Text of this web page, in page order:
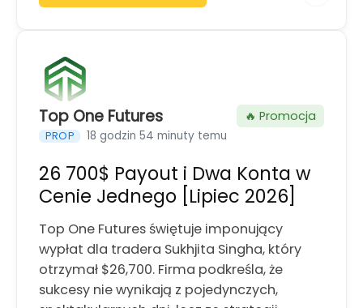
Top One Futures
PROP 18 godzin 54 minuty temu
🔥 Promocja
26 700$ Payout i Dwa Konta w
Cenie Jednego [Lipiec 2026]
Top One Futures świętuje imponujący
wypłat dla tradera Sukhjita Singha, który
otrzymał $26,700. Firma podkreśla, że
sukcesy nie wynikają z pojedynczych,